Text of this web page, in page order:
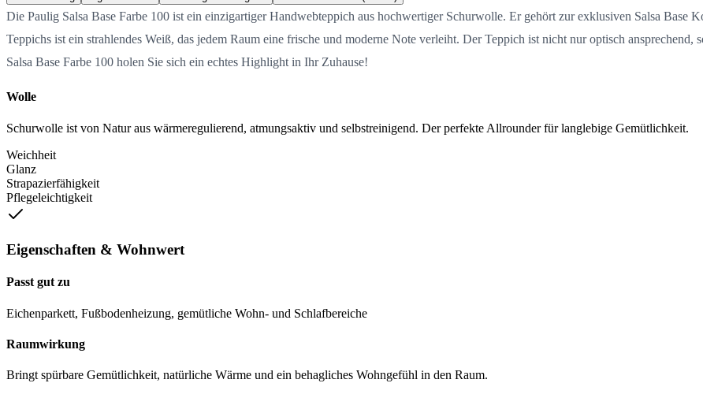
Die Paulig Salsa Base Farbe 100 ist ein einzigartiger Handwebteppich aus hochwertiger Schurwolle. Er gehört zur exklusiven Salsa
Teppichs ist ein strahlendes Weiß, das jedem Raum eine frische und moderne Note verleiht. Der Teppich ist nicht nur optisch
Salsa Base Farbe 100 holen Sie sich ein echtes Highlight in Ihr Zuhause!
Wolle
Schurwolle ist von Natur aus wärmeregulierend, atmungsaktiv und selbstreinigend. Der perfekte Allrounder für langlebige Gemütlichkeit.
Weichheit
Glanz
Strapazierfähigkeit
Pflegeleichtigkeit
Eigenschaften & Wohnwert
Passt gut zu
Eichenparkett, Fußbodenheizung, gemütliche Wohn- und Schlafbereiche
Raumwirkung
Bringt spürbare Gemütlichkeit, natürliche Wärme und ein behagliches Wohngefühl in den Raum.